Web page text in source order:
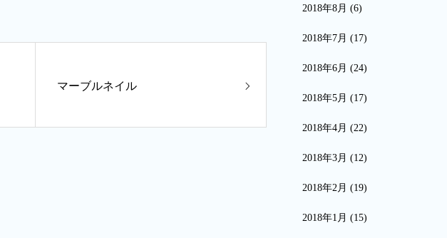
マーブルネイル
2018年8月 (6)
2018年7月 (17)
2018年6月 (24)
2018年5月 (17)
2018年4月 (22)
2018年3月 (12)
2018年2月 (19)
2018年1月 (15)